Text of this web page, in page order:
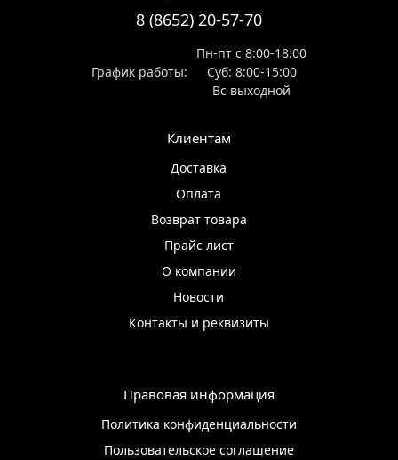
8 (8652) 20-57-70
График работы:
Пн-пт с 8:00-18:00
Суб: 8:00-15:00
Вс выходной
Клиентам
Доставка
Оплата
Возврат товара
Прайс лист
О компании
Новости
Контакты и реквизиты
Правовая информация
Политика конфиденциальности
Пользовательское соглашение